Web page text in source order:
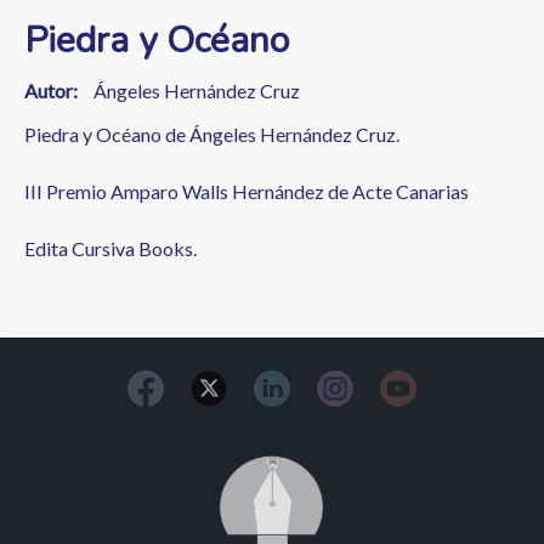
Piedra y Océano
Autor
Ángeles Hernández Cruz
Piedra y Océano de Ángeles Hernández Cruz.
III Premio Amparo Walls Hernández de Acte Canarias
Edita Cursiva Books.
Image